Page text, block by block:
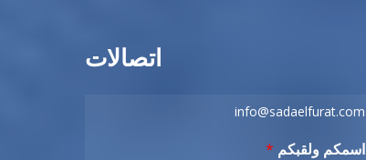
اتصالات
info@sadaelfurat.com
اسمكم ولقبكم *